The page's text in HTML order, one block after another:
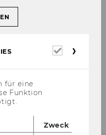
Be­son­ders für
hilf­rei­che Ori­en­
für eine
Funktion
Zweck